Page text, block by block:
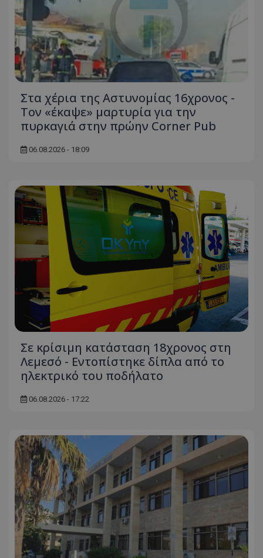
Στα χέρια της Αστυνομίας 16χρονος -
Τον «έκαψε» μαρτυρία για την
πυρκαγιά στην πρώην Corner Pub
06.08.2026 - 18:09
Σε κρίσιμη κατάσταση 18χρονος στη
Λεμεσό - Εντοπίστηκε δίπλα από το
ηλεκτρικό του ποδήλατο
06.08.2026 - 17:22